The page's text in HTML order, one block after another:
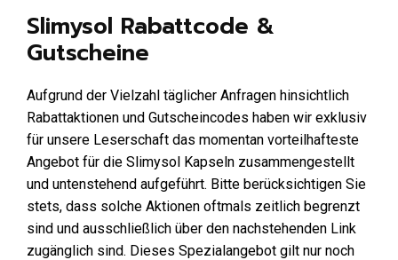
Slimysol Rabattcode &
Gutscheine
Aufgrund der Vielzahl täglicher Anfragen hinsichtlich
Rabattaktionen und Gutscheincodes haben wir exklusiv
für unsere Leserschaft das momentan vorteilhafteste
Angebot für die Slimysol Kapseln zusammengestellt
und untenstehend aufgeführt. Bitte berücksichtigen Sie
stets, dass solche Aktionen oftmals zeitlich begrenzt
sind und ausschließlich über den nachstehenden Link
zugänglich sind. Dieses Spezialangebot gilt nur noch